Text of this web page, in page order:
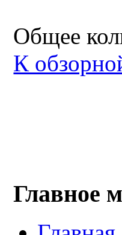
Общее
К
Главное